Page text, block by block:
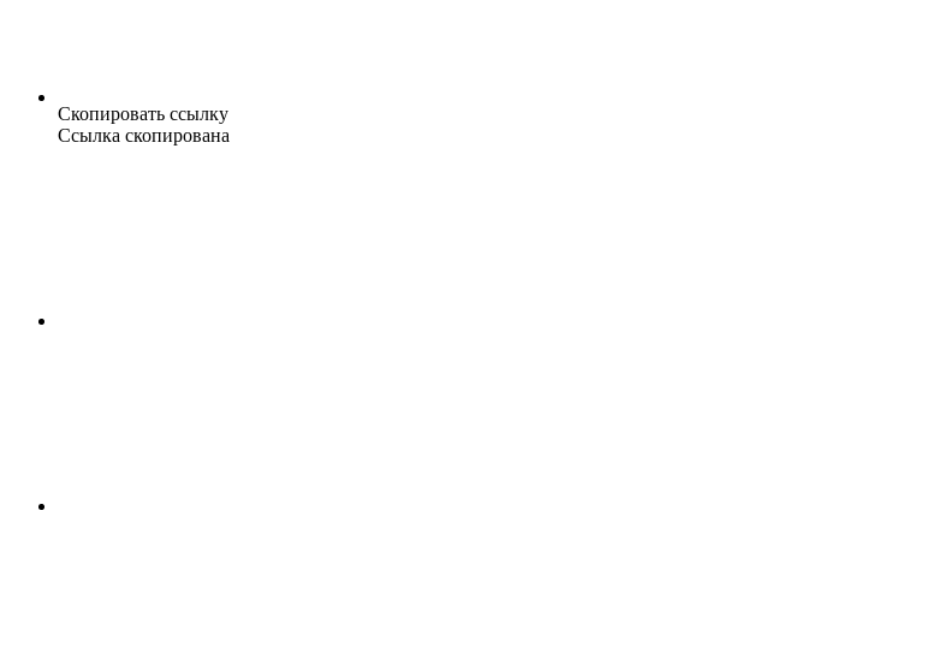
Скопировать ссылку
Ссылка скопирована